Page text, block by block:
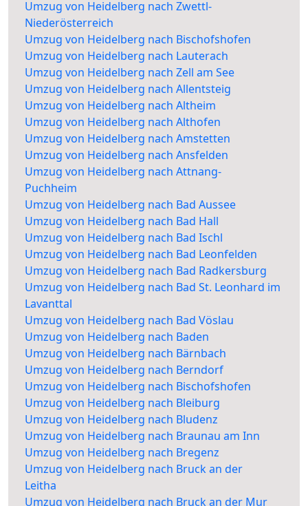
Umzug von Heidelberg nach Zwettl-
Niederösterreich
Umzug von Heidelberg nach Bischofshofen
Umzug von Heidelberg nach Lauterach
Umzug von Heidelberg nach Zell am See
Umzug von Heidelberg nach Allentsteig
Umzug von Heidelberg nach Altheim
Umzug von Heidelberg nach Althofen
Umzug von Heidelberg nach Amstetten
Umzug von Heidelberg nach Ansfelden
Umzug von Heidelberg nach Attnang-
Puchheim
Umzug von Heidelberg nach Bad Aussee
Umzug von Heidelberg nach Bad Hall
Umzug von Heidelberg nach Bad Ischl
Umzug von Heidelberg nach Bad Leonfelden
Umzug von Heidelberg nach Bad Radkersburg
Umzug von Heidelberg nach Bad St. Leonhard im
Lavanttal
Umzug von Heidelberg nach Bad Vöslau
Umzug von Heidelberg nach Baden
Umzug von Heidelberg nach Bärnbach
Umzug von Heidelberg nach Berndorf
Umzug von Heidelberg nach Bischofshofen
Umzug von Heidelberg nach Bleiburg
Umzug von Heidelberg nach Bludenz
Umzug von Heidelberg nach Braunau am Inn
Umzug von Heidelberg nach Bregenz
Umzug von Heidelberg nach Bruck an der
Leitha
Umzug von Heidelberg nach Bruck an der Mur